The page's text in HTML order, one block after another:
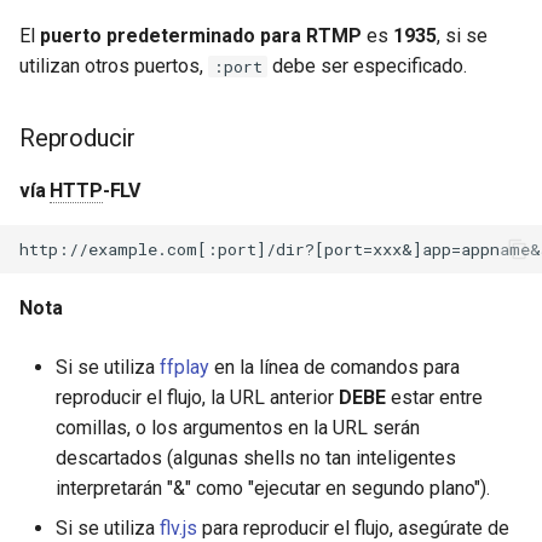
requests
router
scrypt
smtp
El puerto predeterminado para RTMP es 1935, si se
utilizan otros puertos,
:port debe ser especificado.
Reproducir
vía HTTP-FLV
Nota
Si se utiliza ffplay en la línea de comandos para
reproducir el flujo, la URL anterior DEBE estar entre
comillas, o los argumentos en la URL serán
descartados (algunas shells no tan inteligentes
interpretarán "&" como "ejecutar en segundo plano").
Si se utiliza flv.js para reproducir el flujo, asegúrate de